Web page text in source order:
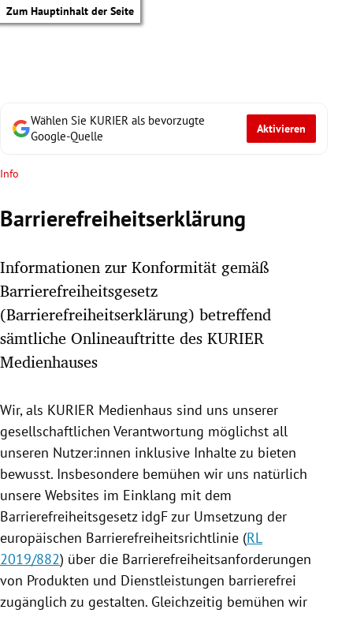
Zum Hauptinhalt der Seite
Untermenü
Untermenü
Untermenü
Untermenü
Untermenü
Untermenü
Untermenü
Untermenü
Wählen Sie KURIER als bevorzugte
Google-Quelle
Aktivieren
Info
Barrierefreiheitserklärung
Informationen zur Konformität gemäß
Barrierefreiheitsgesetz
(Barrierefreiheitserklärung) betreffend
sämtliche Onlineauftritte des KURIER
Medienhauses
Wir, als KURIER Medienhaus sind uns unserer
gesellschaftlichen Verantwortung möglichst all
unseren Nutzer:innen inklusive Inhalte zu bieten
bewusst. Insbesondere bemühen wir uns natürlich
unsere Websites im Einklang mit dem
Barrierefreiheitsgesetz idgF zur Umsetzung der
europäischen Barrierefreiheitsrichtlinie (RL
2019/882) über die Barrierefreiheitsanforderungen
von Produkten und Dienstleistungen barrierefrei
zugänglich zu gestalten. Gleichzeitig bemühen wir